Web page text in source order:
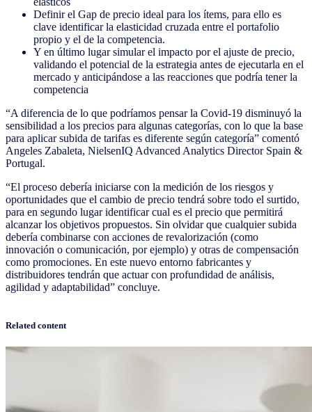
Definir el Gap de precio ideal para los ítems, para ello es
clave identificar la elasticidad cruzada entre el portafolio
propio y el de la competencia.
Y en último lugar simular el impacto por el ajuste de precio,
validando el potencial de la estrategia antes de ejecutarla en el
mercado y anticipándose a las reacciones que podría tener la
competencia
“A diferencia de lo que podríamos pensar la Covid-19 disminuyó la
sensibilidad a los precios para algunas categorías, con lo que la base
para aplicar subida de tarifas es diferente según categoría” comentó
Angeles Zabaleta, NielsenIQ Advanced Analytics Director Spain &
Portugal.
“El proceso debería iniciarse con la medición de los riesgos y
oportunidades que el cambio de precio tendrá sobre todo el surtido,
para en segundo lugar identificar cual es el precio que permitirá
alcanzar los objetivos propuestos. Sin olvidar que cualquier subida
debería combinarse con acciones de revalorización (como
innovación o comunicación, por ejemplo) y otras de compensación
como promociones. En este nuevo entorno fabricantes y
distribuidores tendrán que actuar con profundidad de análisis,
agilidad y adaptabilidad” concluye.
Related content